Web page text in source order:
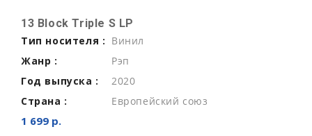
13 Block Triple S LP
Тип носителя : Винил
Жанр :
Рэп
Год выпуска :
2020
Страна :
Европейский союз
1 699 р.